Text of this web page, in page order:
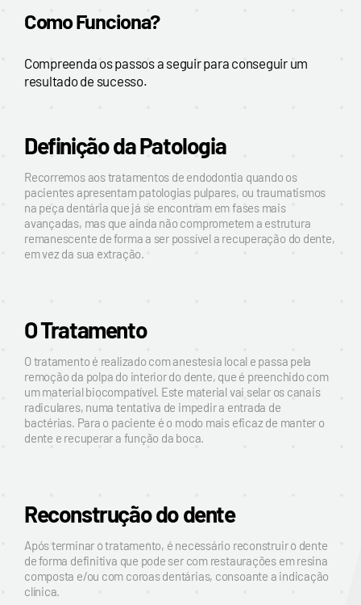
Como Funciona?
Compreenda os passos a seguir para conseguir um
resultado de sucesso.
Definição da Patologia
Recorremos aos tratamentos de endodontia quando os
pacientes apresentam patologias pulpares, ou traumatismos
na peça dentária que já se encontram em fases mais
avançadas, mas que ainda não comprometem a estrutura
remanescente de forma a ser possível a recuperação do dente,
em vez da sua extração.
O Tratamento
O tratamento é realizado com anestesia local e passa pela
remoção da polpa do interior do dente, que é preenchido com
um material biocompatível. Este material vai selar os canais
radiculares, numa tentativa de impedir a entrada de
bactérias. Para o paciente é o modo mais eficaz de manter o
dente e recuperar a função da boca.
Reconstrução do dente
Após terminar o tratamento, é necessário reconstruir o dente
de forma definitiva que pode ser com restaurações em resina
composta e/ou com coroas dentárias, consoante a indicação
clínica.